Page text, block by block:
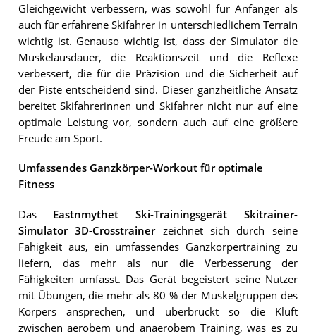
Gleichgewicht verbessern, was sowohl für Anfänger als
auch für erfahrene Skifahrer in unterschiedlichem Terrain
wichtig ist. Genauso wichtig ist, dass der Simulator die
Muskelausdauer, die Reaktionszeit und die Reflexe
verbessert, die für die Präzision und die Sicherheit auf
der Piste entscheidend sind. Dieser ganzheitliche Ansatz
bereitet Skifahrerinnen und Skifahrer nicht nur auf eine
optimale Leistung vor, sondern auch auf eine größere
Freude am Sport.
Umfassendes Ganzkörper-Workout für optimale
Fitness
Das Eastnmythet Ski-Trainingsgerät Skitrainer-
Simulator 3D-Crosstrainerzeichnet sich durch seine
Fähigkeit aus, ein umfassendes Ganzkörpertraining zu
liefern, das mehr als nur die Verbesserung der
Fähigkeiten umfasst. Das Gerät begeistert seine Nutzer
mit Übungen, die mehr als 80 % der Muskelgruppen des
Körpers ansprechen, und überbrückt so die Kluft
zwischen aerobem und anaerobem Training, was es zu